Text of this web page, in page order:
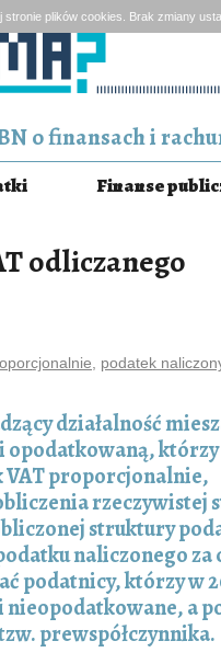
stronie plików cookies. Brak zmiany
o finansach i
Finanse
odliczanego
podatek
działalność
opodatkowaną, którzy
proporcjonalnie,
rzeczywistej
struktury
naliczonego za
podatnicy, którzy w
a
prewspółczynnika.